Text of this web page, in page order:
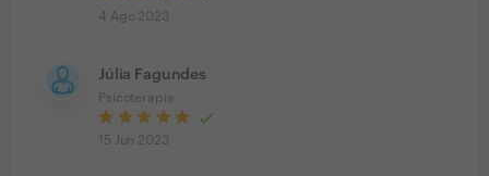
4 Ago 2023
Júlia Fagundes
Psicoterapia
15 Jun 2023